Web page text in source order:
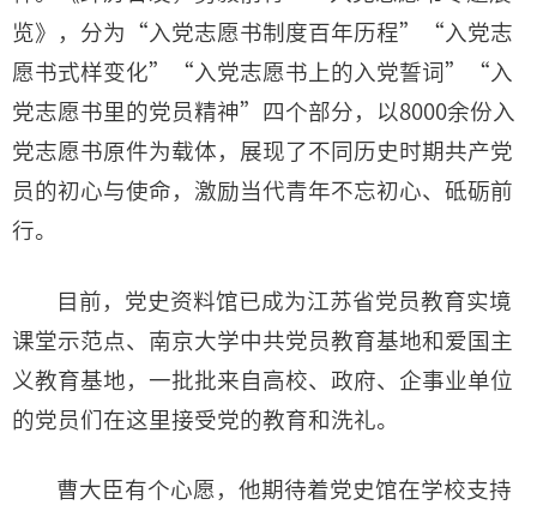
览》，分为“入党志愿书制度百年历程”“入党志
愿书式样变化”“入党志愿书上的入党誓词”“入
党志愿书里的党员精神”四个部分，以8000余份入
党志愿书原件为载体，展现了不同历史时期共产党
员的初心与使命，激励当代青年不忘初心、砥砺前
行。
目前，党史资料馆已成为江苏省党员教育实境
课堂示范点、南京大学中共党员教育基地和爱国主
义教育基地，一批批来自高校、政府、企事业单位
的党员们在这里接受党的教育和洗礼。
曹大臣有个心愿，他期待着党史馆在学校支持